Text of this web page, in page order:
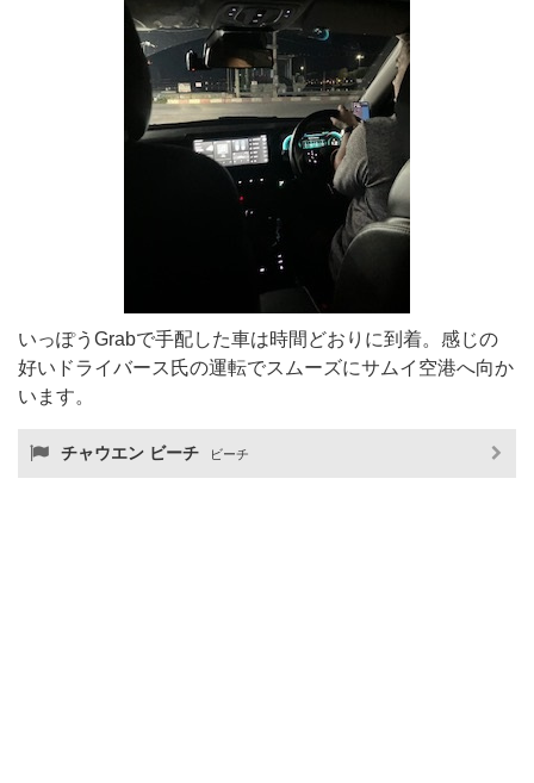
いっぽうGrabで手配した車は時間どおりに到着。感じの
好いドライバース氏の運転でスムーズにサムイ空港へ向か
います。
チャウエン ビーチ ビーチ